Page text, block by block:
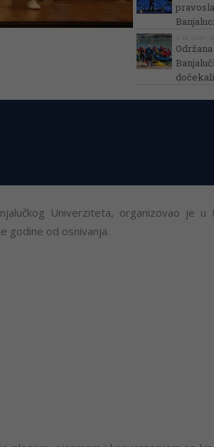
Univerziteta, organizovao je u
godine od osnivanja.